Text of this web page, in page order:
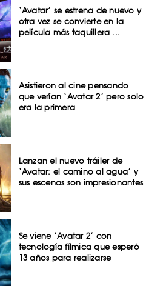
‘Avatar’ se estrena de nuevo y
otra vez se convierte en la
película más taquillera ...
Asistieron al cine pensando
que verían ‘Avatar 2’ pero solo
era la primera
Lanzan el nuevo tráiler de
‘Avatar: el camino al agua’ y
sus escenas son impresionantes
Se viene ‘Avatar 2’ con
tecnología fílmica que esperó
13 años para realizarse